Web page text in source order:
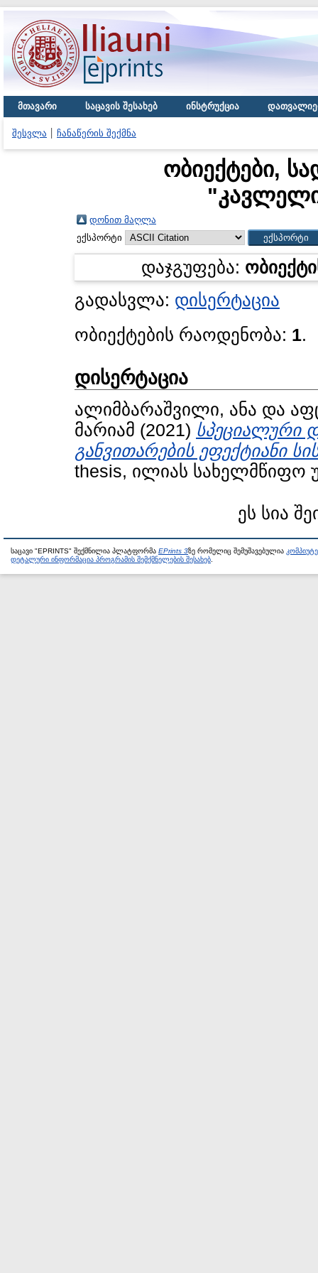
მთავარი საცავის შესახებ ინსტრუქცია
შესვლა ჩანაწერის შექმნა
ობიექტები,
"
დონით მაღლა
ექსპორტი
დაჯგუფება:
გადასვლა: დისერტაცია
ობიექტების რაოდენობა: 1.
დისერტაცია
ალიმბარაშვილი, ანა და
მარიამ (2021) სპეციალური
განვითარების ეფექტიანი
thesis, ილიას სახელმწიფო
ეს სია
საცავი "EPRINTS" შექმნილია პლატფორმა EPrints 3ზე რომელიც შემუშავებულია
დეტალური ინფორმაცია პროგრამის შემქმნელების შესახებ